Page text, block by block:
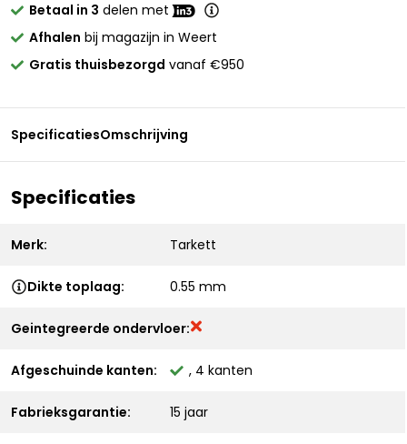
Betaal in 3 delen met
Afhalen bij magazijn in Weert
Gratis thuisbezorgd vanaf €950
SpecificatiesOmschrijving
Specificaties
Merk: Tarkett
Dikte toplaag: 0.55 mm
Geintegreerde ondervloer:
Afgeschuinde kanten: , 4 kanten
Fabrieksgarantie: 15 jaar